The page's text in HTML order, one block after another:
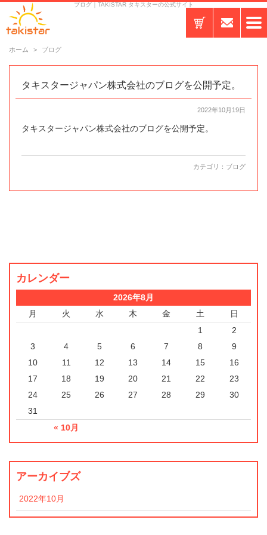
ブログ｜TAKISTAR タキスターの公式サイト
ホーム ブログ
タキスタージャパン株式会社のブログを公開予定。
2022年10月19日
タキスタージャパン株式会社のブログを公開予定。
カテゴリ： ブログ
カレンダー
2026年8月
月
火 水 木 金 土 日
« 10月
1
2
3
4 5 6 7 8
9
10
11 12 13 14 15
16
17
18 19 20 21 22
23
24
25 26 27 28 29
30
31
アーカイブズ
2022年10月